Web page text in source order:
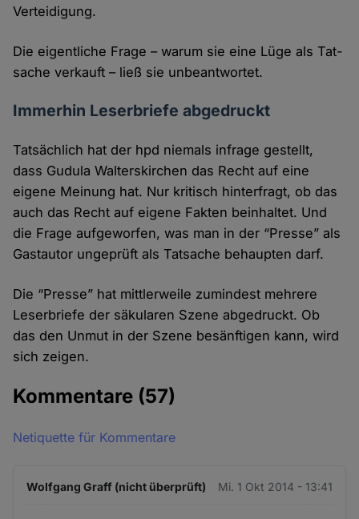
Verteidigung.
Die eigentliche Frage – warum sie eine Lüge als Tat­
sache verkauft – ließ sie unbeantwortet.
Immerhin Leserbriefe abgedruckt
Tatsächlich hat der hpd niemals infrage gestellt,
dass Gudula Walterskirchen das Recht auf eine
eigene Meinung hat. Nur kritisch hinter­fragt, ob das
auch das Recht auf eigene Fakten beinhaltet. Und
die Frage aufge­worfen, was man in der “Presse” als
Gast­autor ungeprüft als Tatsache behaupten darf.
Die “Presse” hat mittler­weile zumindest mehrere
Leser­briefe der säkularen Szene abge­druckt. Ob
das den Unmut in der Szene besänftigen kann, wird
sich zeigen.
Kommentare (57)
Netiquette für Kommentare
Wolfgang Graff (nicht überprüft) Mi. 1 Okt 2014 - 13:41